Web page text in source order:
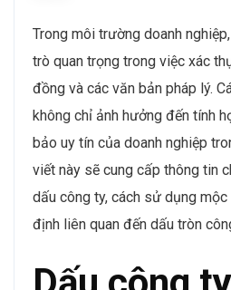
Trong môi trường doanh
trò quan trọng trong việc xác
đồng và các văn bản pháp lý.
không chỉ ảnh hưởng đến tính
bảo uy tín của doanh nghiệp
viết này sẽ cung cấp thông tin
dấu công ty, cách sử dụng
định liên quan đến dấu tròn